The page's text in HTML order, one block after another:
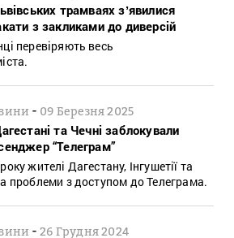
трамваях зʼявилися
з закликами до диверсій
перевіряють весь
- 09 Березня 2025
та Чечні заблокували
“Телеграм”
жителі Дагестану, Інгушетії та
проблеми з доступом до Телеграма.
-26 Грудня 2024